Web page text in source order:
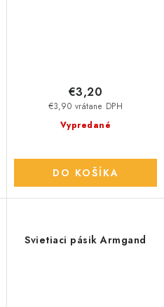
Vypredané
€3,90 vrátane DPH
€3,20
DO KOŠÍKA
Svietiaci pásik Armgand